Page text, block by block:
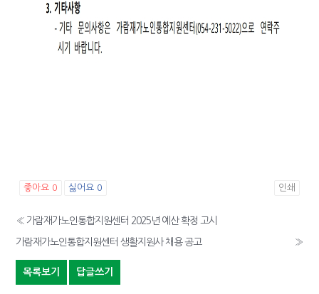
좋아요 0 싫어요 0 인쇄
« 가람재가노인통합지원센터 2025년 예산 확정 고시
가람재가노인통합지원센터 생활지원사 채용 공고 »
목록보기 답글쓰기